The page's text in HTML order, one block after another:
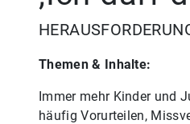
Themen & Inhalte:
Immer mehr Kinder und
häufig Vorurteilen,